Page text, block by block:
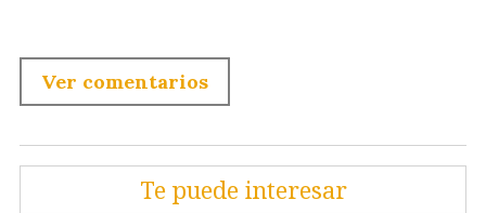
Ver comentarios
Te puede interesar